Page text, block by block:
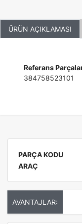
ÜRÜN AÇIKLAMASI
Referans
384758523101
PARÇA KODU
ARAÇ
AVANTAJLAR: